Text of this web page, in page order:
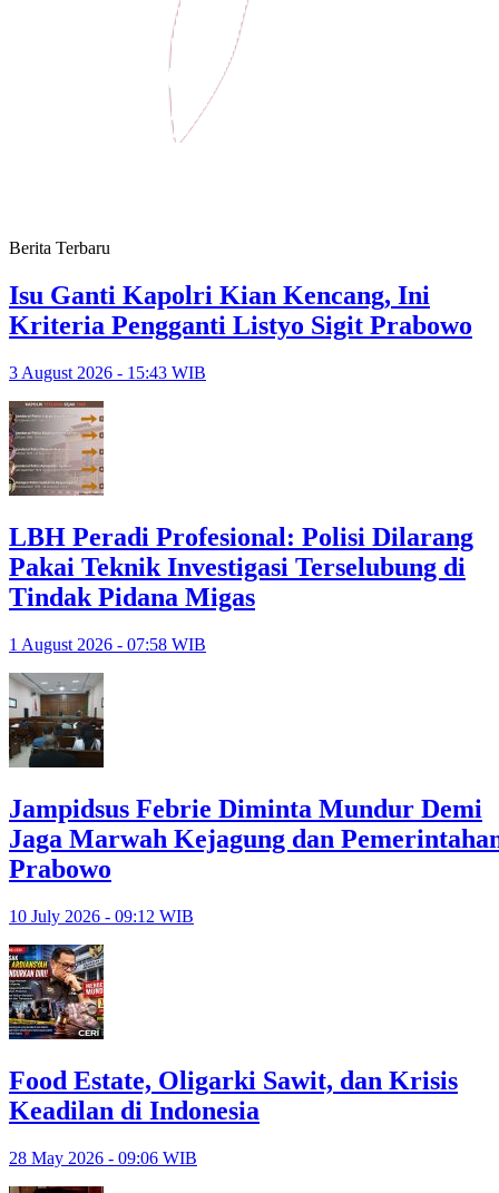
Berita Terbaru
Isu Ganti Kapolri Kian Kencang, Ini
Kriteria Pengganti Listyo Sigit Prabowo
3 August 2026 - 15:43 WIB
LBH Peradi Profesional: Polisi Dilarang
Pakai Teknik Investigasi Terselubung di
Tindak Pidana Migas
1 August 2026 - 07:58 WIB
Jampidsus Febrie Diminta Mundur Demi
Jaga Marwah Kejagung dan
Prabowo
10 July 2026 - 09:12 WIB
Food Estate, Oligarki Sawit, dan Krisis
Keadilan di Indonesia
28 May 2026 - 09:06 WIB